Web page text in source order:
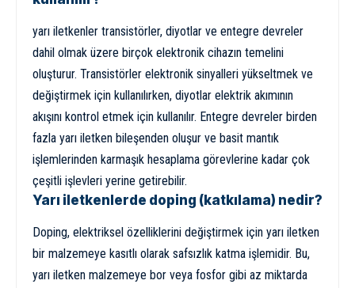
yarı iletkenler transistörler, diyotlar ve entegre devreler
dahil olmak üzere birçok elektronik cihazın temelini
oluşturur. Transistörler elektronik sinyalleri yükseltmek ve
değiştirmek için kullanılırken, diyotlar elektrik akımının
akışını kontrol etmek için kullanılır. Entegre devreler birden
fazla yarı iletken bileşenden oluşur ve basit mantık
işlemlerinden karmaşık hesaplama görevlerine kadar çok
çeşitli işlevleri yerine getirebilir.
Yarı iletkenlerde doping (katkılama) nedir?
Doping, elektriksel özelliklerini değiştirmek için yarı iletken
bir malzemeye kasıtlı olarak safsızlık katma işlemidir. Bu,
yarı iletken malzemeye bor veya fosfor gibi az miktarda